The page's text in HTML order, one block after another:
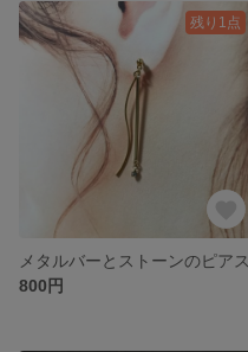
残り1点
メタルバーとストーンのピアス
800円